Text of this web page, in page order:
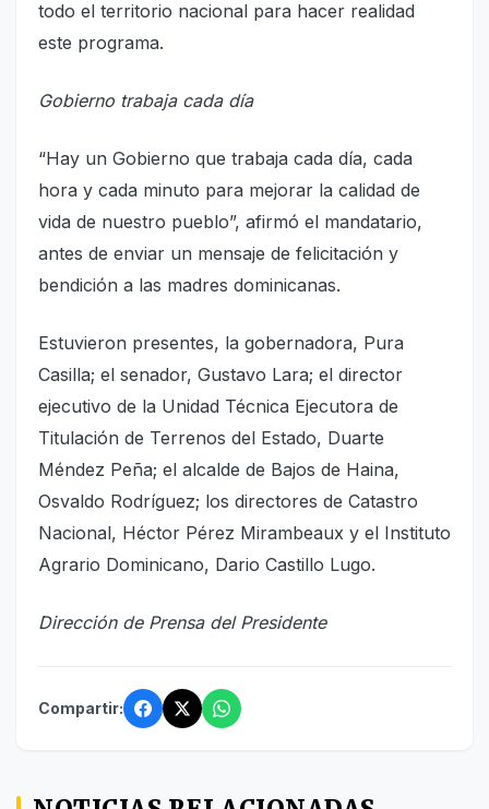
todo el territorio nacional para hacer realidad
este programa.
Gobierno trabaja cada día
“Hay un Gobierno que trabaja cada día, cada
hora y cada minuto para mejorar la calidad de
vida de nuestro pueblo”, afirmó el mandatario,
antes de enviar un mensaje de felicitación y
bendición a las madres dominicanas.
Estuvieron presentes, la gobernadora, Pura
Casilla; el senador, Gustavo Lara; el director
ejecutivo de la Unidad Técnica Ejecutora de
Titulación de Terrenos del Estado, Duarte
Méndez Peña; el alcalde de Bajos de Haina,
Osvaldo Rodríguez; los directores de Catastro
Nacional, Héctor Pérez Mirambeaux y el Instituto
Agrario Dominicano, Dario Castillo Lugo.
Dirección de Prensa del Presidente
Compartir: